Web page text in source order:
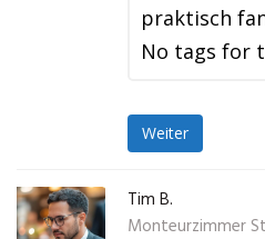
praktisch
No tags for
Weiter
Tim B.
Monteurzimmer